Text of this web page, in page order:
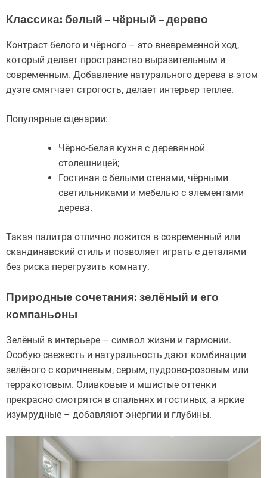
Классика: белый – чёрный – дерево
Контраст белого и чёрного – это вневременной ход,
который делает пространство выразительным и
современным. Добавление натурального дерева в этом
дуэте смягчает строгость, делает интерьер теплее.
Популярные сценарии:
Чёрно-белая кухня с деревянной
столешницей;
Гостиная с белыми стенами, чёрными
светильниками и мебелью с элементами
дерева.
Такая палитра отлично ложится в современный или
скандинавский стиль и позволяет играть с деталями
без риска перегрузить комнату.
Природные сочетания: зелёный и его
компаньоны
Зелёный в интерьере – символ жизни и гармонии.
Особую свежесть и натуральность дают комбинации
зелёного с коричневым, серым, пудрово-розовым или
терракотовым. Оливковые и мшистые оттенки
прекрасно смотрятся в спальнях и гостиных, а яркие
изумрудные – добавляют энергии и глубины.